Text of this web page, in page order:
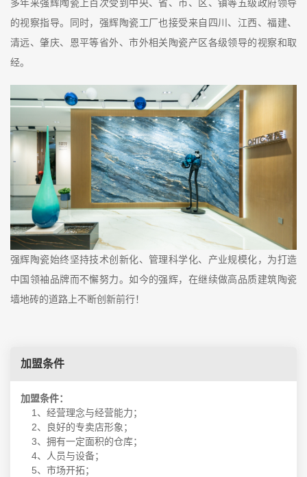
多年来强辉陶瓷上百次受到中央、省、市、区、镇等五级政府领导
的视察指导。同时，强辉陶瓷工厂也接受来自四川、江西、福建、
清远、肇庆、恩平等省外、市外相关陶瓷产区各级领导的视察和取
经。
强辉陶瓷始终坚持技术创新化、管理科学化、产业规模化，为打造
中国领袖品牌而不懈努力。如今的强辉，在继续做高品质建筑陶瓷
墙地砖的道路上不断创新前行！
加盟条件
加盟条件：
1、经营理念与经营能力；
2、良好的专卖店形象；
3、拥有一定面积的仓库；
4、人员与设备；
5、市场开拓；